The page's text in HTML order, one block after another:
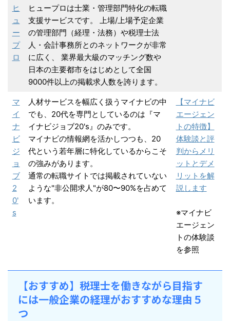
ヒ
ュ
ー
プ
ロ
ヒュープロは士業・管理部門特化の転職
支援サービスです。 上場/上場予定企業
の管理部門（経理・法務）や税理士法
人・会計事務所とのネットワークが非常
に広く、 業界最大級のマッチング数や
日本の主要都市をはじめとして全国
9000件以上の掲載求人数を誇ります。
マ
イ
ナ
ビ
ジ
ョ
ブ
2
0'
s
人材サービスを幅広く扱うマイナビの中
でも、20代を専門としているのは『マ
イナビジョブ20's』のみです。
マイナビの情報網を活かしつつも、20
代という若年層に特化しているからこそ
の強みがあります。
通常の転職サイトでは掲載されていない
ような"非公開求人"が80〜90%を占めて
います。
【マイナビ
エージェン
トの特徴】
体験談と評
判からメリ
ットとデメ
リットを解
説します
※マイナビ
エージェン
トの体験談
を参照
【おすすめ】税理士を働きながら目指す
には一般企業の経理がおすすめな理由５
つ